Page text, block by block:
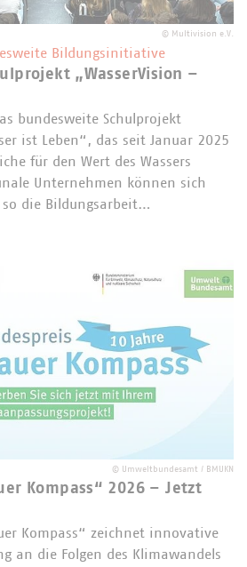
© Multivision e.V.
Bildungsinitiative
„WasserVision –
bundesweite Schulprojekt
ist Leben“, das seit Januar 2025
für den Wert des Wassers
Unternehmen können sich
die Bildungsarbeit…
© Umweltbundesamt / BMUKN
Kompass“ 2026 – Jetzt
Kompass“ zeichnet innovative
an die Folgen des Klimawandels